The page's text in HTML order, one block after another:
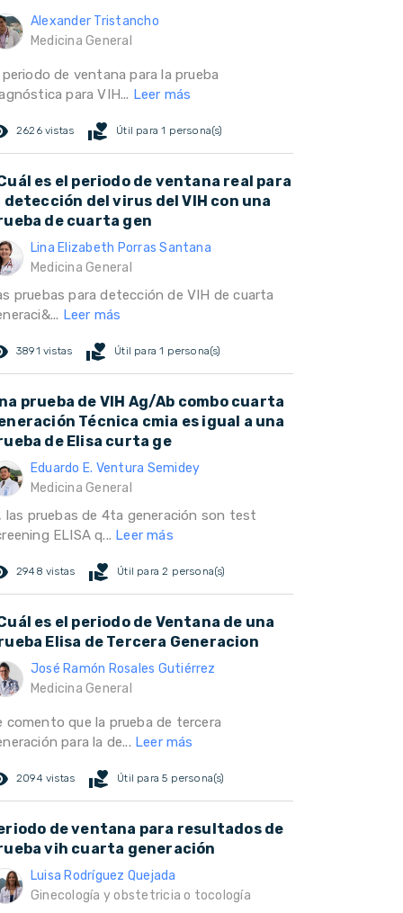
Alexander Tristancho
Medicina General
periodo de ventana para la prueba
para VIH... Leer más
2626 vistas volunteer_activism Útil para 1 persona(s)
es el periodo de ventana real para
detección del virus del VIH con una
de cuarta gen
Lina Elizabeth Porras Santana
Medicina General
pruebas para detección de VIH de cuarta
Leer más
3891 vistas volunteer_activism Útil para 1 persona(s)
prueba de VIH Ag/Ab combo cuarta
Técnica cmia es igual a una
de Elisa curta ge
Eduardo E. Ventura Semidey
Medicina General
las pruebas de 4ta generación son test
ELISA q... Leer más
2948 vistas volunteer_activism Útil para 2 persona(s)
es el periodo de Ventana de una
Elisa de Tercera Generacion
José Ramón Rosales Gutiérrez
Medicina General
comento que la prueba de tercera
para la de... Leer más
2094 vistas volunteer_activism Útil para 5 persona(s)
de ventana para resultados de
vih cuarta generación
Luisa Rodríguez Quejada
Ginecología y obstetricia o tocología